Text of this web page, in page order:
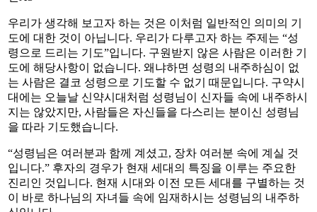
우리가 생각해 보고자 하는 것은 이처럼 일반적인 의미의 기
도에 대한 것이 아닙니다. 우리가 다루고자 하는 주제는 “성
령으로 드리는 기도”입니다. 구원받지 않은 사람은 이러한 기
도에 해당사항이 없습니다. 왜냐하면 성령의 내주하심이 없
는 사람은 결코 성령으로 기도할 수 없기 때문입니다. 구약시
대에는 오늘날 신약시대처럼 성령님이 신자들 속에 내주하시
지는 않았지만, 사람들은 자신들을 다스리는 분이신 성령님
을 따라 기도했습니다.
“성령님은 여러분과 함께 계셨고, 장차 여러분 속에 계실 것
입니다.” 후자의 경우가 현재 세대의 특징을 이루는 주요한
진리인 것입니다. 현재 시대와 이전 모든 세대를 구별하는 것
이 바로 하나님의 자녀들 속에 임재하시는 성령님의 내주하